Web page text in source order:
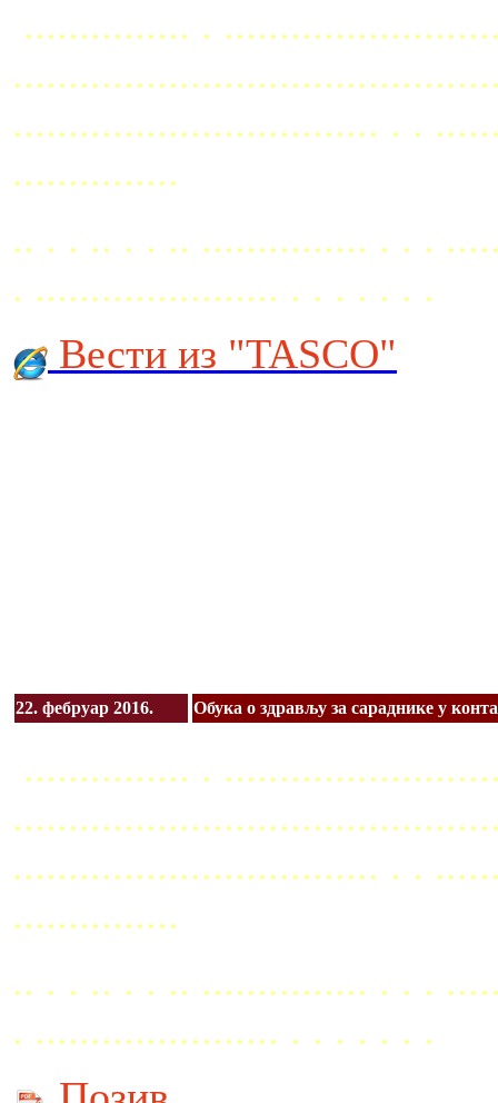
............... .
................................. . .
...............
.. . . .. . . .. ............... . . .
. ...................... . . . . . . .
Вести из "TASCO"
22. фебруар 2016. Обука о здрављу за сараднике у
............... .
................................. . .
...............
.. . . .. . . .. ............... . . .
. ...................... . . . . . . .